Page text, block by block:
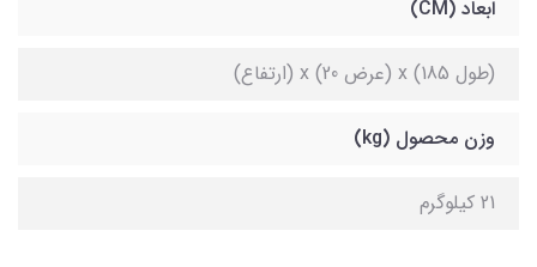
ابعاد (CM)
(طول 185) x (عرض 20) x (ارتفاع)
وزن محصول (kg)
21 کیلوگرم